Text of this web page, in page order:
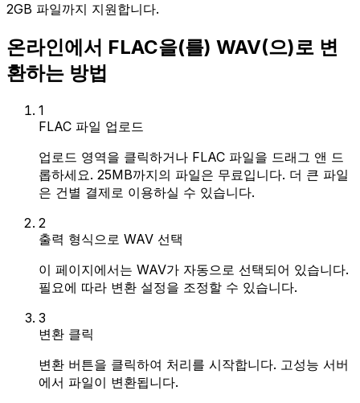
2GB 파일까지 지원합니다.
온라인에서 FLAC을(를) WAV(으)로 변
환하는 방법
1
FLAC 파일 업로드
업로드 영역을 클릭하거나 FLAC 파일을 드래그 앤 드
롭하세요. 25MB까지의 파일은 무료입니다. 더 큰 파일
은 건별 결제로 이용하실 수 있습니다.
2
출력 형식으로 WAV 선택
이 페이지에서는 WAV가 자동으로 선택되어 있습니다.
필요에 따라 변환 설정을 조정할 수 있습니다.
3
변환 클릭
변환 버튼을 클릭하여 처리를 시작합니다. 고성능 서버
에서 파일이 변환됩니다.